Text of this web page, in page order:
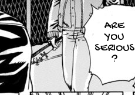
ARE
YOU
SERIOUS
?